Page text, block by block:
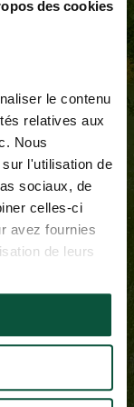
des cookies
le contenu
relatives aux
Nous
l'utilisation de
sociaux, de
celles-ci
avez fournies
de leurs